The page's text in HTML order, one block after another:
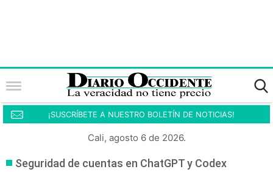
¡SUSCRÍBETE A NUESTRO BOLETÍN DE NOTICIAS!
Cali, agosto 6 de 2026.
Seguridad de cuentas en ChatGPT y Codex